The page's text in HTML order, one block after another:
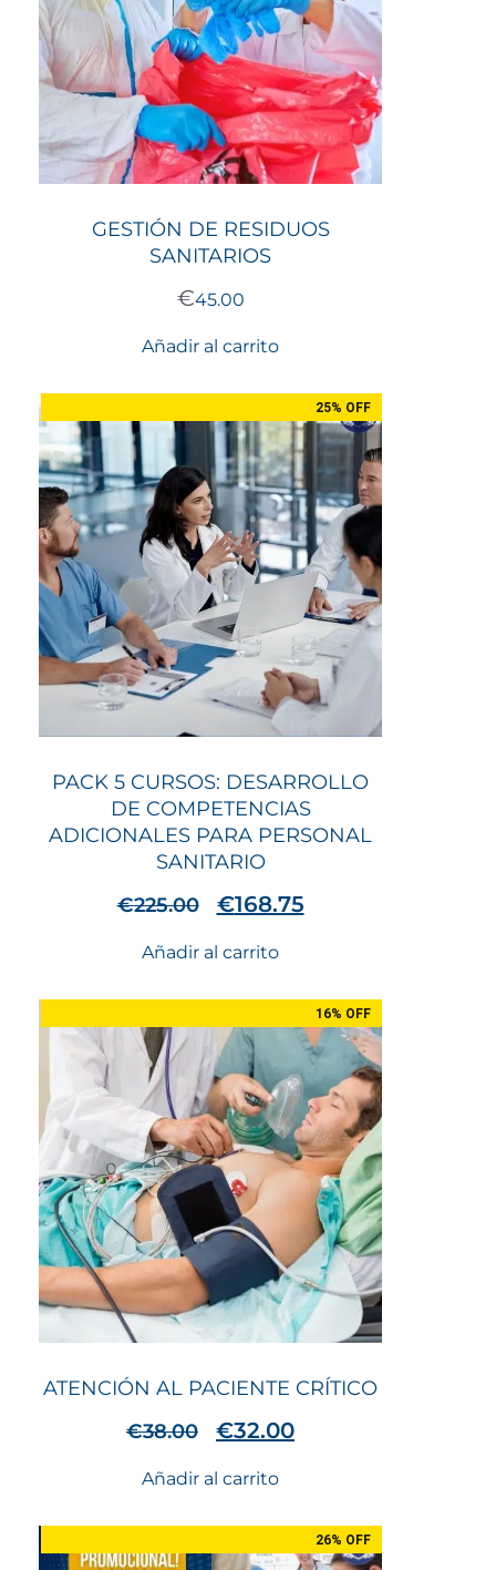
GESTIÓN DE RESIDUOS
SANITARIOS
€45.00
Añadir al carrito
25% OFF
PACK 5 CURSOS: DESARROLLO
DE COMPETENCIAS
ADICIONALES PARA PERSONAL
SANITARIO
€225.00 €168.75
Añadir al carrito
16% OFF
ATENCIÓN AL PACIENTE CRÍTICO
€38.00 €32.00
Añadir al carrito
26% OFF